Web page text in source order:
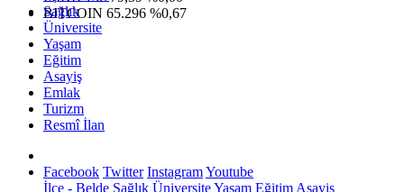
BITCOIN 65.296 %0,67
Sağlık
Üniversite
Yaşam
Eğitim
Asayiş
Emlak
Turizm
Resmî İlan
Facebook Twitter InstagramYoutube
İlçe - Belde Sağlık ÜniversiteYaşam Eğitim Asayiş